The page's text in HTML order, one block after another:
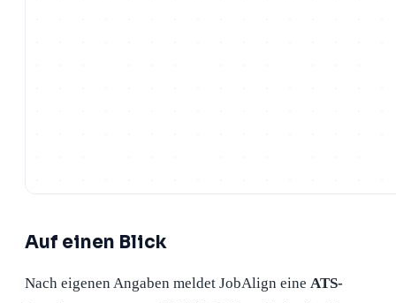
Auf einen Blick
Nach eigenen Angaben meldet JobAlign eine ATS-